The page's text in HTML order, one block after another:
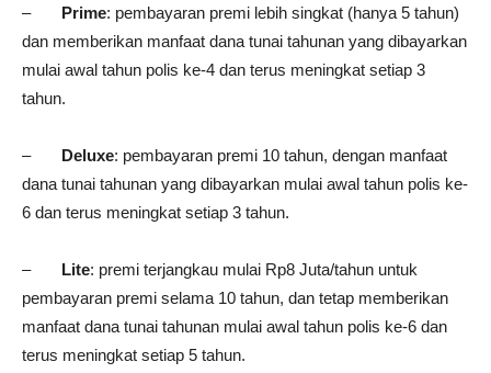
– Prime: pembayaran premi lebih singkat (hanya 5 tahun)
dan memberikan manfaat dana tunai tahunan yang dibayarkan
mulai awal tahun polis ke-4 dan terus meningkat setiap 3
tahun.
– Deluxe: pembayaran premi 10 tahun, dengan manfaat
dana tunai tahunan yang dibayarkan mulai awal tahun polis ke-
6 dan terus meningkat setiap 3 tahun.
– Lite: premi terjangkau mulai Rp8 Juta/tahun untuk
pembayaran premi selama 10 tahun, dan tetap memberikan
manfaat dana tunai tahunan mulai awal tahun polis ke-6 dan
terus meningkat setiap 5 tahun.